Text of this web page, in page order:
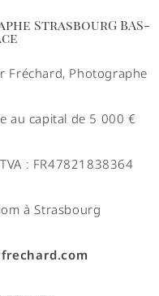
StrasbourG BAS-
Fréchard, Photographe
au capital de 5 000 €
: FR47821838364
à Strasbourg